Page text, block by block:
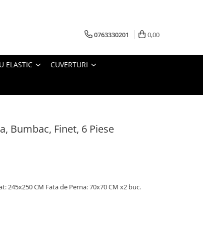
0763330201 0,00
ELASTIC CUVERTURI
Bumbac, Finet, 6 Piese
245x250 CM Fata de Perna: 70x70 CM x2 buc.